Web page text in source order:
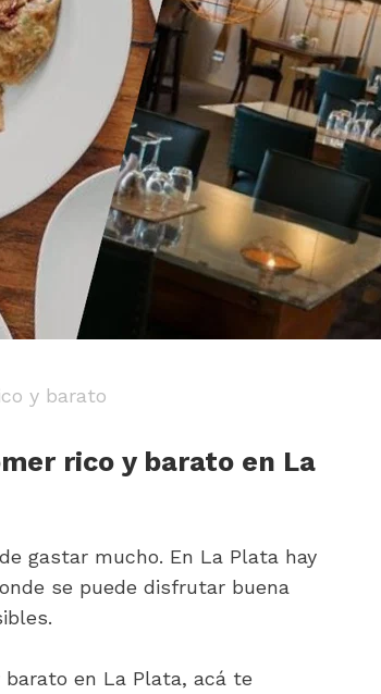
y barato
rico y barato en La
gastar mucho. En La Plata hay
se puede disfrutar buena
en La Plata, acá te